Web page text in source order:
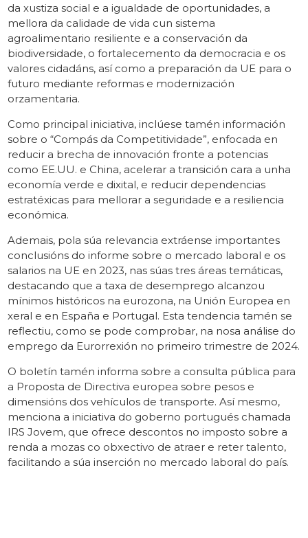
da xustiza social e a igualdade de oportunidades, a
mellora da calidade de vida cun sistema
agroalimentario resiliente e a conservación da
biodiversidade, o fortalecemento da democracia e os
valores cidadáns, así como a preparación da UE para o
futuro mediante reformas e modernización
orzamentaria.
Como principal iniciativa, inclúese tamén información
sobre o “Compás da Competitividade”, enfocada en
reducir a brecha de innovación fronte a potencias
como EE.UU. e China, acelerar a transición cara a unha
economía verde e dixital, e reducir dependencias
estratéxicas para mellorar a seguridade e a resiliencia
económica.
Ademais, pola súa relevancia extráense importantes
conclusións do informe sobre o mercado laboral e os
salarios na UE en 2023, nas súas tres áreas temáticas,
destacando que a taxa de desemprego alcanzou
mínimos históricos na eurozona, na Unión Europea en
xeral e en España e Portugal. Esta tendencia tamén se
reflectiu, como se pode comprobar, na nosa análise do
emprego da Eurorrexión no primeiro trimestre de 2024.
O boletín tamén informa sobre a consulta pública para
a Proposta de Directiva europea sobre pesos e
dimensións dos vehículos de transporte. Así mesmo,
menciona a iniciativa do goberno portugués chamada
IRS Jovem, que ofrece descontos no imposto sobre a
renda a mozas co obxectivo de atraer e reter talento,
facilitando a súa inserción no mercado laboral do país.